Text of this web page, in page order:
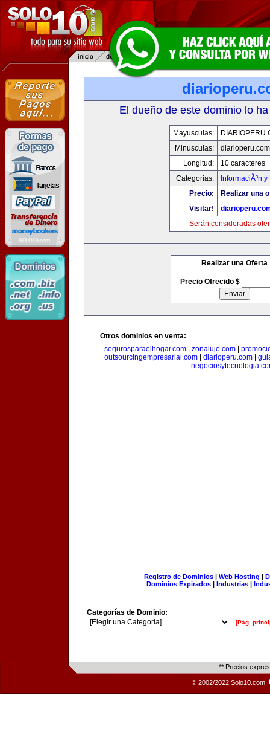
El dueño de este dominio lo
Mayusculas:
Minusculas:
diarioperu.com
Longitud:
10 caracteres
Categorias:
InformaciÃ³n
Precio:
Realizar una
Visitar!
Serán consideradas
Realizar una Oferta
Precio Ofrecido $
Otros dominios en venta:
segurosparaelhogar.com| zonalujo.com|
outsourcingempresarial.com| diarioperu.com|
Registro de Dominios| Web Hosting |
Dominios Expirados | Industrias |
Categorías de Dominio:
[Pág.
** Precios
© 2002/2022 Solo10.com